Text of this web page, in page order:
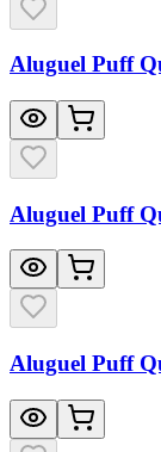
Aluguel Puff
Aluguel Puff
Aluguel Puff